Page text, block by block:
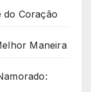
do Coração
Maneira